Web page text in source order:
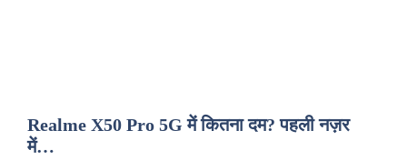
Realme X50 Pro 5G में कितना दम? पहली नज़र
में…